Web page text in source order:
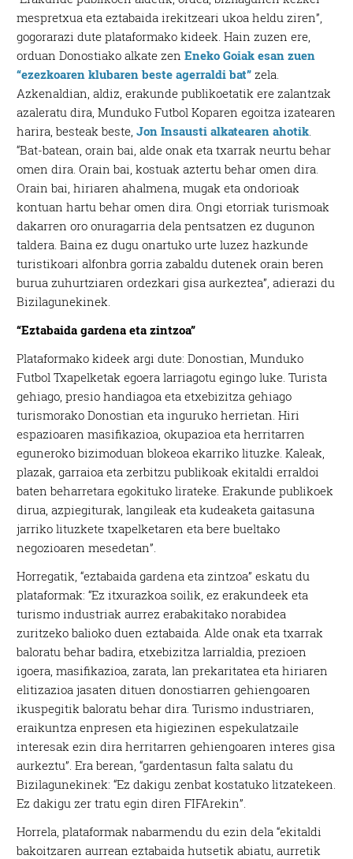
mespretxua eta eztabaida irekitzeari ukoa heldu ziren”,
gogorarazi dute plataformako kideek. Hain zuzen ere,
orduan Donostiako alkate zenEneko Goiak esan zuen
“ezezkoaren klubaren beste agerraldi bat” zela.
Azkenaldian, aldiz, erakunde publikoetatik ere zalantzak
azaleratu dira, Munduko Futbol Koparen egoitza izatearen
harira, besteak beste,Jon Insausti alkatearen ahotik
“Bat-batean, orain bai, alde onak eta txarrak neurtu behar
omen dira. Orain bai, kostuak aztertu behar omen dira.
Orain bai, hiriaren ahalmena, mugak eta ondorioak
kontuan hartu behar omen dira. Ongi etorriak turismoak
dakarren oro onuragarria dela pentsatzen ez dugunon
taldera. Baina ez dugu onartuko urte luzez hazkunde
turistikoari alfonbra gorria zabaldu dutenek orain beren
burua zuhurtziaren ordezkari gisa aurkeztea”, adierazi du
Bizilagunekinek.
“Eztabaida gardena eta zintzoa”
Plataformako kideek argi dute: Donostian, Munduko
Futbol Txapelketak egoera larriagotu egingo luke. Turista
gehiago, presio handiagoa eta etxebizitza gehiago
turismorako Donostian eta inguruko herrietan. Hiri
espazioaren masifikazioa, okupazioa eta herritarren
eguneroko bizimoduan blokeoa ekarriko lituzke. Kaleak,
plazak, garraioa eta zerbitzu publikoak ekitaldi erraldoi
baten beharretara egokituko lirateke. Erakunde publikoek
dirua, azpiegiturak, langileak eta kudeaketa gaitasuna
jarriko lituzkete txapelketaren eta bere bueltako
negozioaren mesedetan”.
Horregatik, “eztabaida gardena eta zintzoa” eskatu du
plataformak: “Ez itxurazkoa soilik, ez erakundeek eta
turismo industriak aurrez erabakitako norabidea
zuritzeko balioko duen eztabaida. Alde onak eta txarrak
baloratu behar badira, etxebizitza larrialdia, prezioen
igoera, masifikazioa, zarata, lan prekaritatea eta hiriaren
elitizazioa jasaten dituen donostiarren gehiengoaren
ikuspegitik baloratu behar dira. Turismo industriaren,
eraikuntza enpresen eta higiezinen espekulatzaile
interesak ezin dira herritarren gehiengoaren interes gisa
aurkeztu”. Era berean, “gardentasun falta salatu du
Bizilagunekinek: “Ez dakigu zenbat kostatuko litzatekeen.
Ez dakigu zer tratu egin diren FIFArekin”.
Horrela, plataformak nabarmendu du ezin dela “ekitaldi
bakoitzaren aurrean eztabaida hutsetik abiatu, aurretik